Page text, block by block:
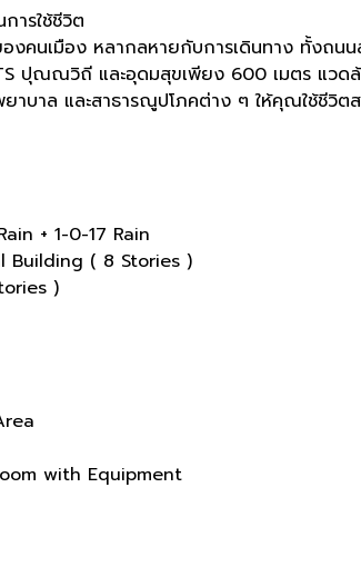
ารใช้ชีวิต
งคนเมือง หลากลหายกับการเดินทาง ทั้งถน
ปุณณวิถี และอุดมสุขเพียง 600 เมตร แวด
ยาบาล และสาธารณูปโภคต่าง ๆ ให้คุณใช้ชีวิ
+ 1-0-17 Rain
Building ( 8 Stories )
)
with Equipment